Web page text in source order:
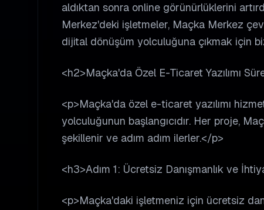
aldıktan sonra online görünürlüklerini
Merkez'deki işletmeler, Maçka Merkez
dijital dönüşüm yolculuğuna çıkmak için
<h2>Maçka'da Özel E-Ticaret Yazılımı
<p>Maçka'da özel e-ticaret yazılımı
yolculuğunun başlangıcıdır. Her proje,
şekillenir ve adım adım ilerler.</p>
<h3>Adım 1: Ücretsiz Danışmanlık ve
<p>Maçka'daki işletmeniz için ücretsiz